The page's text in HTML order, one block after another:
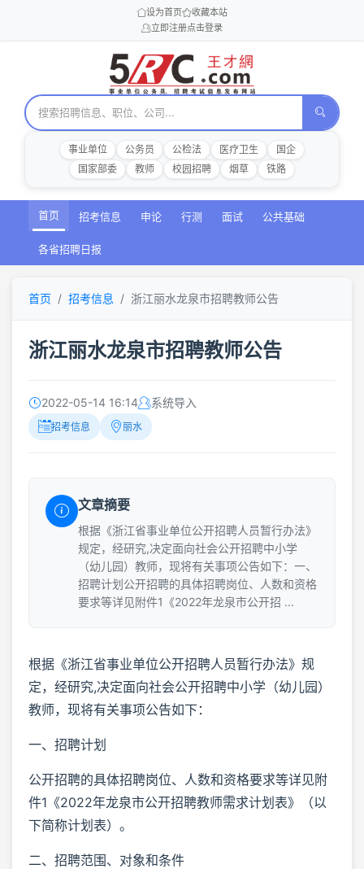
设为首页
收藏本站
立即注册点击登录
事业单位 公务员 公检法 医疗卫生
国企
国家部委
教师 校园招聘 烟草 铁路
首页 招考信息 申论 行测 面试 公共基础
各省招聘日报
首页 招考信息 浙江丽水龙泉市招聘教师公告
浙江丽水龙泉市招聘教师公告
2022-05-14 16:14 系统导入
招考信息 丽水
文章摘要
根据《浙江省事业单位公开招聘人员暂行办法》
规定，经研究,决定面向社会公开招聘中小学
（幼儿园）教师，现将有关事项公告如下：一、
招聘计划公开招聘的具体招聘岗位、人数和资格
要求等详见附件1《2022年龙泉市公开招 ...
根据《浙江省事业单位公开招聘人员暂行办法》规
定，经研究,决定面向社会公开招聘中小学（幼儿园）
教师，现将有关事项公告如下：
一、招聘计划
公开招聘的具体招聘岗位、人数和资格要求等详见附
件1《2022年龙泉市公开招聘教师需求计划表》（以
下简称计划表）。
二、招聘范围、对象和条件